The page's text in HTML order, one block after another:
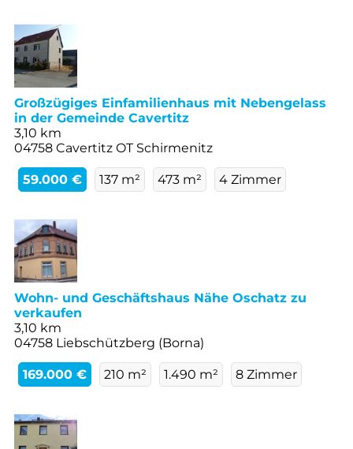
Großzügiges Einfamilienhaus mit Nebengelass
in der Gemeinde Cavertitz
3,10 km
04758 Cavertitz OT Schirmenitz
59.000 € 137 m² 473 m² 4 Zimmer
Wohn- und Geschäftshaus Nähe Oschatz zu
verkaufen
3,10 km
04758 Liebschützberg (Borna)
169.000 € 210 m² 1.490 m² 8 Zimmer